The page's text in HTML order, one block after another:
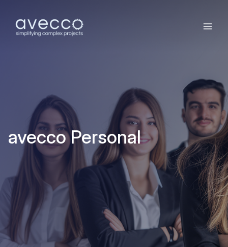
avecco Personal